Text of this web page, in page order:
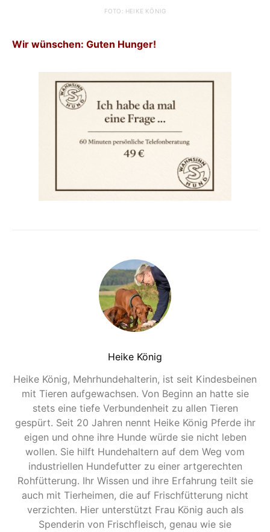
FOTO: HEIKE KÖNIG
Wir wünschen: Guten Hunger!
Heike König
Heike König, Mehrhundehalterin, ist seit Kindesbeinen
mit Tieren aufgewachsen. Von Beginn an hatte sie
stets eine tiefe Verbundenheit zu allen Tieren
gespürt. Seit 20 Jahren nennt Heike König Pferde ihr
eigen und ohne ihre Hunde würde sie nicht leben
wollen. Sie hilft Hundehaltern auf dem Weg vom
industriellen Hundefutter zu einer artgerechten
Rohfütterung. Ihr Wissen und ihre Erfahrung teilt sie
auch mit Tierheimen, die auf Frischfütterung nicht
verzichten. Hier unterstützt Frau König auch als
Spenderin von Frischfleisch, genau wie sie